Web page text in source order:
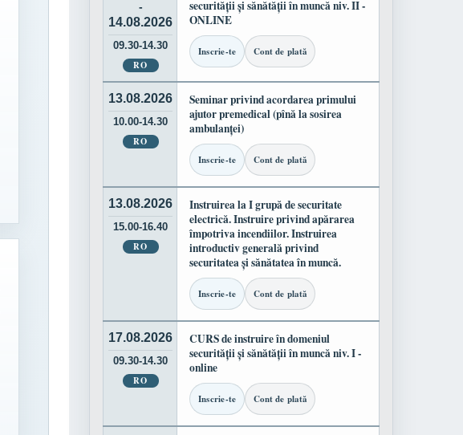
-
14.08.2026
09.30-14.30
RO
securității și sănătății în muncă niv. II -
ONLINE
Inscrie-te Cont de plată
13.08.2026
10.00-14.30
RO
Seminar privind acordarea primului
ajutor premedical (pînă la sosirea
ambulanței)
Inscrie-te Cont de plată
13.08.2026
15.00-16.40
RO
Instruirea la I grupă de securitate
electrică. Instruire privind apărarea
împotriva incendiilor. Instruirea
introductiv generală privind
securitatea și sănătatea în muncă.
Inscrie-te Cont de plată
17.08.2026
09.30-14.30
RO
CURS de instruire în domeniul
securității și sănătății în muncă niv. I -
online
Inscrie-te Cont de plată